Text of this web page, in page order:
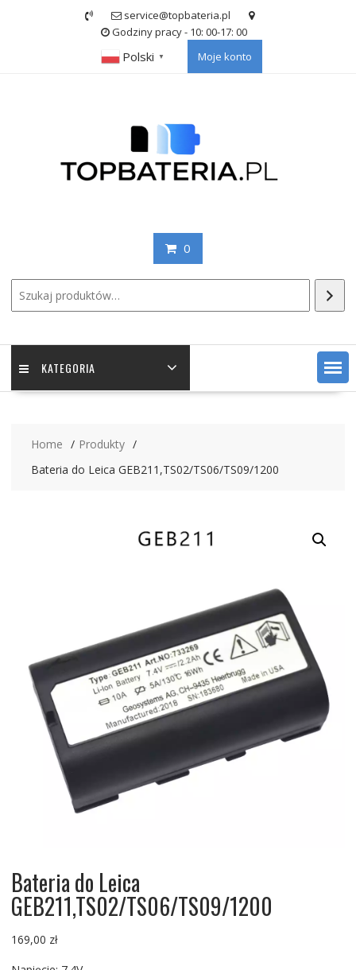
service@topbateria.pl
Godziny pracy - 10: 00-17: 00
Polski ▼ Moje konto
0
KATEGORIA
Home
Produkty
Bateria do Leica GEB211,TS02/TS06/TS09/1200
Bateria do Leica
GEB211,TS02/TS06/TS09/1200
169,00 zł